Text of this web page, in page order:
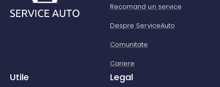
Recomand un service
Despre ServiceAuto
Comunitate
Cariere
Utile Legal